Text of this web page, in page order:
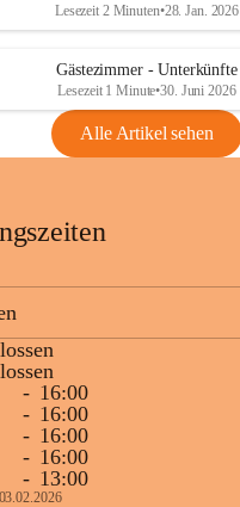
Lesezeit 2 Minuten•28. Jan. 2026
Gästezimmer - Unterkünfte
Lesezeit 1 Minute•30. Juni 2026
Alle Artikel sehen
- 16:00
- 16:00
- 16:00
- 16:00
- 13:00